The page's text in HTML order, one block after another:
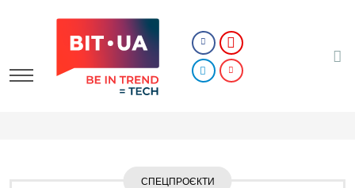
СПЕЦПРОЄКТИ